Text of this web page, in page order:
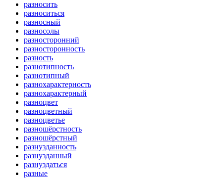
разносить
разноситься
разносный
разносолы
разносторонний
разносторонность
разность
разнотипность
разнотипный
разнохарактерность
разнохарактерный
разноцвет
разноцветный
разноцветье
разношёрстность
разношёрстный
разнузданность
разнузданный
разнуздаться
разные